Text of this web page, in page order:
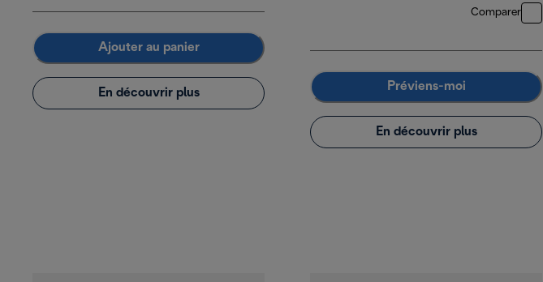
Ajouter au panier
En découvrir plus
Comparer
Préviens-moi
En découvrir plus